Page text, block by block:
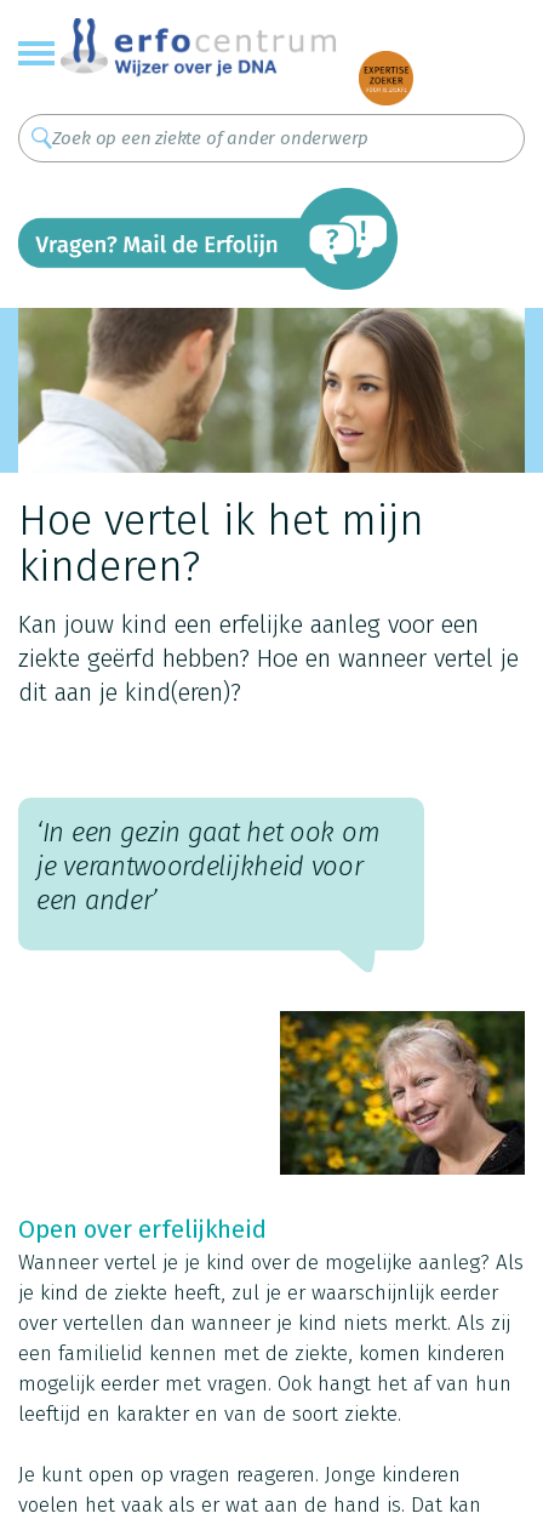
Overslaan
en
naar
inhoud
gaan
Hoe vertel ik het mijn
kinderen?
Kan jouw kind een erfelijke aanleg voor een
ziekte geërfd hebben? Hoe en wanneer vertel je
dit aan je kind(eren)?
‘In een gezin gaat het ook om
je verantwoordelijkheid voor
een ander’
Open over erfelijkheid
Wanneer vertel je je kind over de mogelijke aanleg? Als
je kind de ziekte heeft, zul je er waarschijnlijk eerder
over vertellen dan wanneer je kind niets merkt. Als zij
een familielid kennen met de ziekte, komen kinderen
mogelijk eerder met vragen. Ook hangt het af van hun
leeftijd en karakter en van de soort ziekte.
Je kunt open op vragen reageren. Jonge kinderen
voelen het vaak als er wat aan de hand is. Dat kan